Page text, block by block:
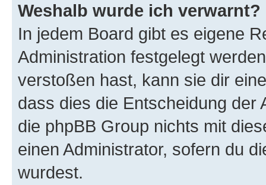
Weshalb wurde ich verwarnt?
In jedem Board gibt es eigene
Administration festgelegt
verstoßen hast, kann sie dir
dass dies die Entscheidung der
die phpBB Group nichts mit
einen Administrator, sofern du
wurdest.